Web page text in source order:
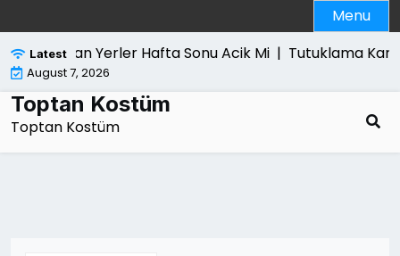
to
content
Menu
Latest
Alan Yerler Hafta Sonu Acik Mi |Tutuklama Karari
August 7, 2026
Toptan Kostüm
Toptan Kostüm